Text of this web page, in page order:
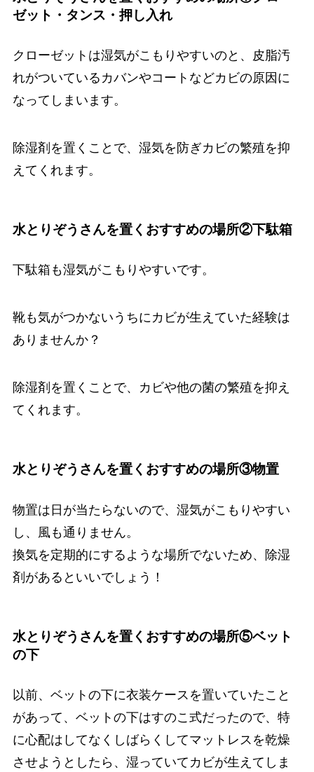
ゼット・タンス・押し入れ
クローゼットは湿気がこもりやすいのと、皮脂汚
れがついているカバンやコートなどカビの原因に
なってしまいます。
除湿剤を置くことで、湿気を防ぎカビの繁殖を抑
えてくれます。
水とりぞうさんを置くおすすめの場所②下駄箱
下駄箱も湿気がこもりやすいです。
靴も気がつかないうちにカビが生えていた経験は
ありませんか？
除湿剤を置くことで、カビや他の菌の繁殖を抑え
てくれます。
水とりぞうさんを置くおすすめの場所③物置
物置は日が当たらないので、湿気がこもりやすい
し、風も通りません。
換気を定期的にするような場所でないため、除湿
剤があるといいでしょう！
水とりぞうさんを置くおすすめの場所⑤ベット
の下
以前、ベットの下に衣装ケースを置いていたこと
があって、ベットの下はすのこ式だったので、特
に心配はしてなくしばらくしてマットレスを乾燥
させようとしたら、湿っていてカビが生えてしま